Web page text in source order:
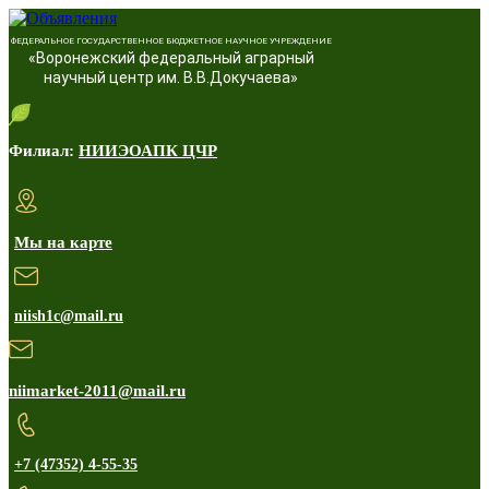
ФЕДЕРАЛЬНОЕ ГОСУДАРСТВЕННОЕ БЮДЖЕТНОЕ НАУЧНОЕ УЧРЕЖДЕНИЕ
«Воронежский федеральный аграрный
научный центр им. В.В.Докучаева»
Филиал: НИИЭОАПК ЦЧР
Мы на карте
niish1c@mail.ru
niimarket-2011@mail.ru
+7 (47352) 4-55-35